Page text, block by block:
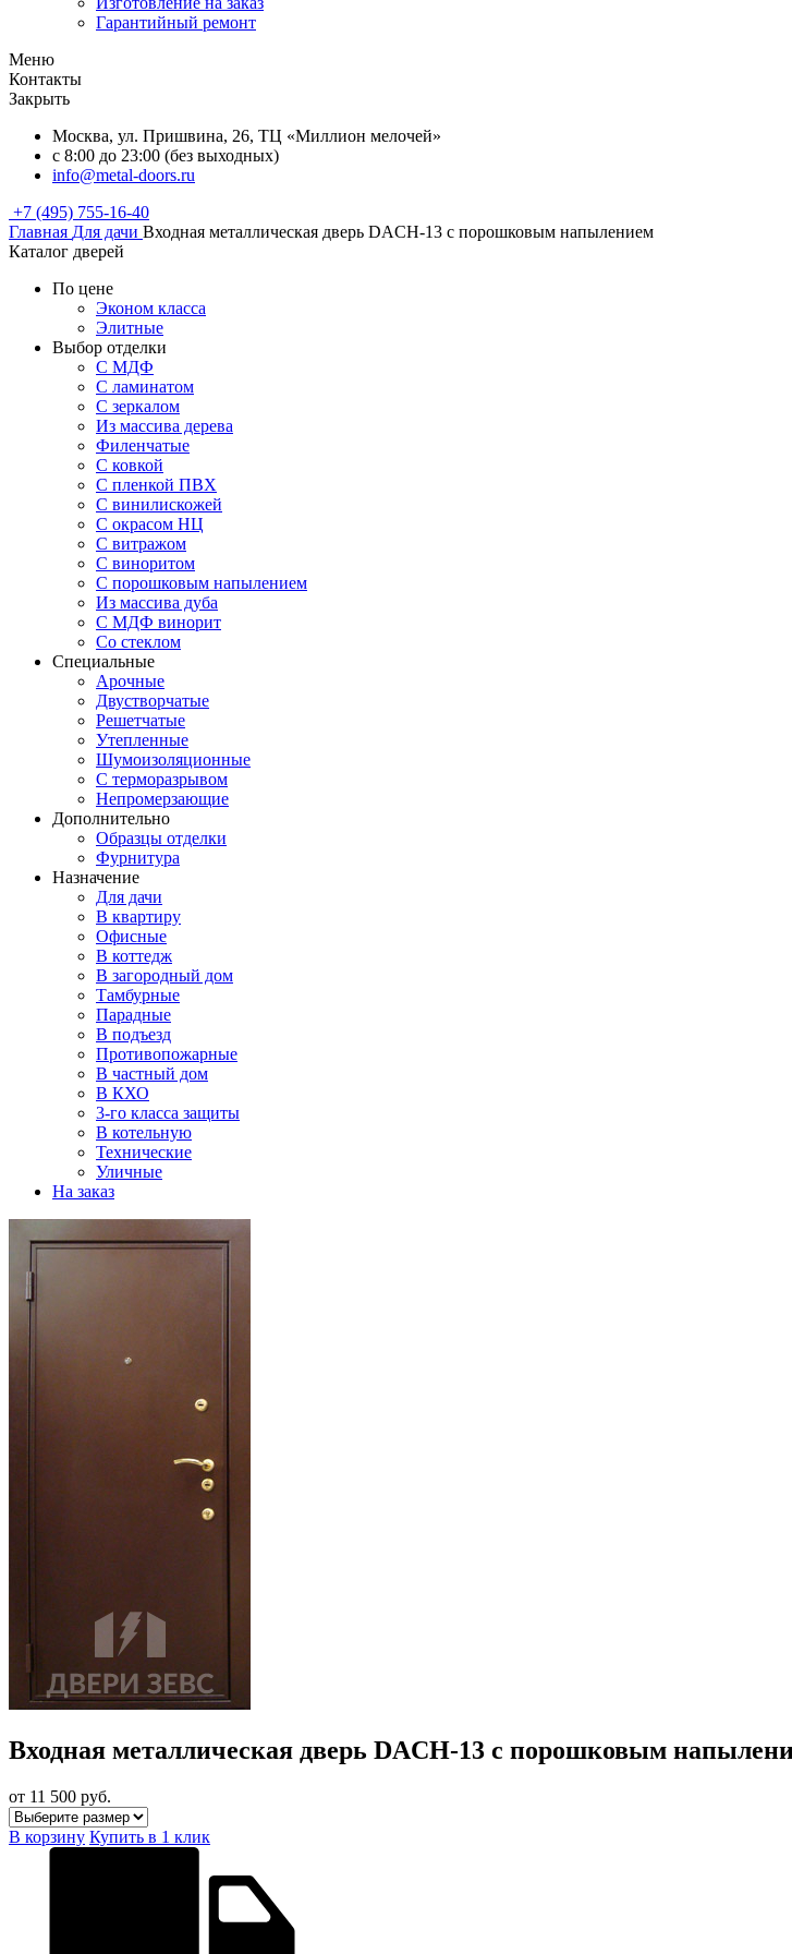
Гарантийный ремонт
Меню
Контакты
Закрыть
Москва, ул. Пришвина, 26, ТЦ «Миллион мелочей»
с 8:00 до 23:00 (без выходных)
info@metal-doors.ru
+7 (495) 755-16-40
Главная Для дачи Входная металлическая дверь DACH-13 с порошковым напылением
Каталог дверей
По цене
Эконом класса
Элитные
Выбор отделки
С МДФ
С ламинатом
С зеркалом
Из массива дерева
Филенчатые
С ковкой
С пленкой ПВХ
С винилискожей
С окрасом НЦ
С витражом
С виноритом
С порошковым напылением
Из массива дуба
С МДФ винорит
Со стеклом
Специальные
Арочные
Двустворчатые
Решетчатые
Утепленные
Шумоизоляционные
С терморазрывом
Непромерзающие
Дополнительно
Образцы отделки
Фурнитура
Назначение
Для дачи
В квартиру
Офисные
В коттедж
В загородный дом
Тамбурные
Парадные
В подъезд
Противопожарные
В частный дом
В КХО
3-го класса защиты
В котельную
Технические
Уличные
На заказ
Входная металлическая дверь DACH-13 с порошковым
от 11 500 руб.
В корзину Купить в 1 клик